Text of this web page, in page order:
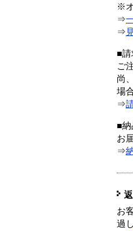
※
⇒
⇒
■請
ご
尚
場
⇒
■納
お
⇒
お
過